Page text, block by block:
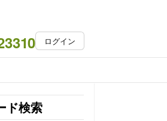
ログイン
ド検索